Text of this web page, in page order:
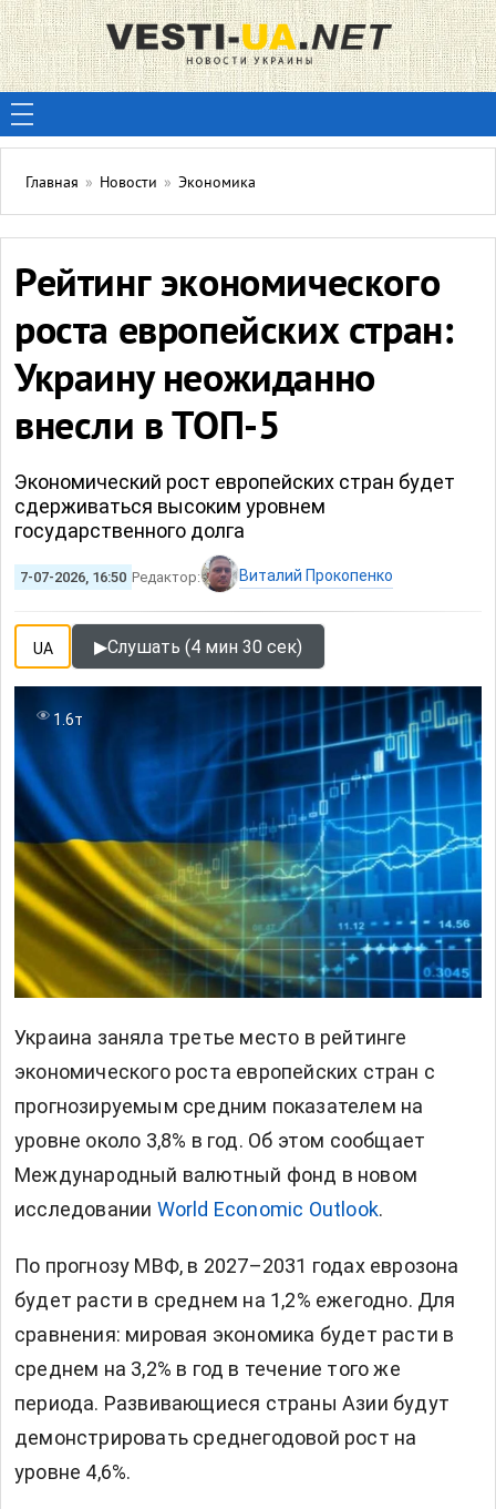
Главная » Новости » Экономика
Рейтинг экономического
роста европейских стран:
Украину неожиданно
внесли в ТОП-5
Экономический рост европейских стран будет
сдерживаться высоким уровнем
государственного долга
7-07-2026, 16:50 Редактор: Виталий Прокопенко
UA ▶Слушать (4 мин 30 сек)
1.6т
Украина заняла третье место в рейтинге
экономического роста европейских стран с
прогнозируемым средним показателем на
уровне около 3,8% в год. Об этом сообщает
Международный валютный фонд в новом
исследовании World Economic Outlook.
По прогнозу МВФ, в 2027–2031 годах еврозона
будет расти в среднем на 1,2% ежегодно. Для
сравнения: мировая экономика будет расти в
среднем на 3,2% в год в течение того же
периода. Развивающиеся страны Азии будут
демонстрировать среднегодовой рост на
уровне 4,6%.